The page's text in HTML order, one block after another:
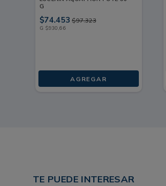
G
$74.453 $97.323
G $930,66
AGREGAR
TE PUEDE INTERESAR